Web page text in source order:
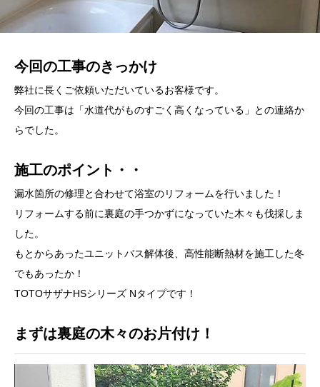
今回の工事のきっかけ
弊社に長くご依頼いただいているお客様です。
今回の工事は「水道代がものすごく高くなっている」との連絡か
らでした。
施工のポイント・・
漏水箇所の修理と合わせて浴室のリフォームを行いました！
リフォームする前に裏庭の手つかずになっていた木々も伐採しま
した。
もとからあったユニットバス解体後、高性能断熱材を施工した冬
でもあったか！
TOTOサザナHSシリーズ Nタイプです！
まずは裏庭の木々のお片付け！